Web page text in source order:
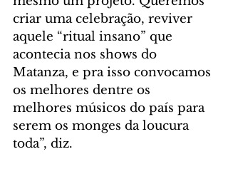
criar uma celebração, reviver
aquele “ritual insano” que
acontecia nos shows do
Matanza, e pra isso convocamos
os melhores dentre os
melhores músicos do país para
serem os monges da loucura
toda”, diz.